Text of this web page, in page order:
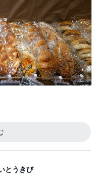
とうきび